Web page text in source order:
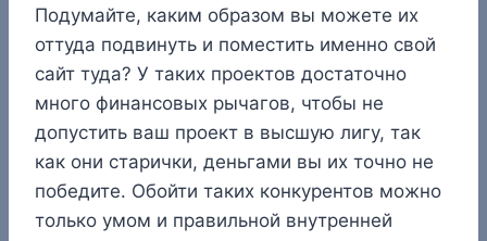
Подумайте, каким образом вы можете их
оттуда подвинуть и поместить именно свой
сайт туда? У таких проектов достаточно
много финансовых рычагов, чтобы не
допустить ваш проект в высшую лигу, так
как они старички, деньгами вы их точно не
победите. Обойти таких конкурентов можно
только умом и правильной внутренней